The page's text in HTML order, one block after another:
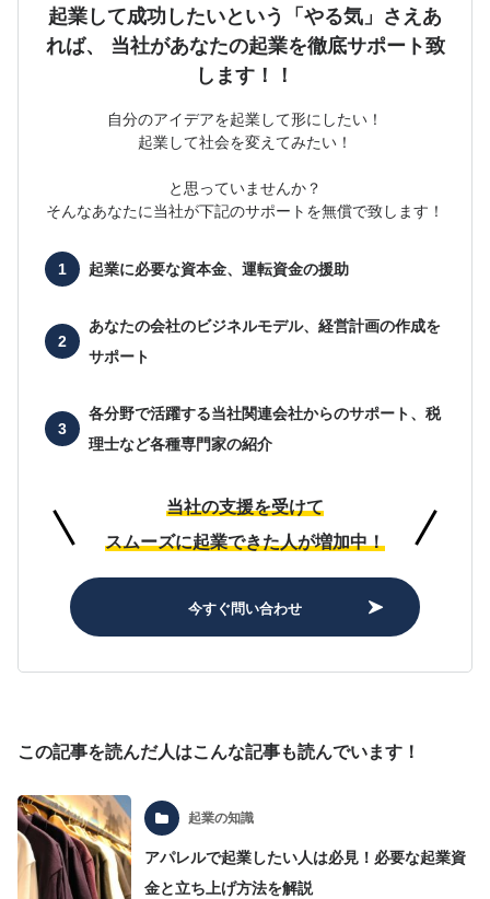
起業して成功したいという「やる気」さえあ
れば、
当社があなたの起業を徹底サポート致
します！！
自分のアイデアを起業して形にしたい！
起業して社会を変えてみたい！
と思っていませんか？
そんなあなたに当社が下記のサポートを無償で致します！
起業に必要な資本金、運転資金の援助
あなたの会社のビジネルモデル、経営計画の作成を
サポート
各分野で活躍する当社関連会社からのサポート、 税
理士など各種専門家の紹介
当社の支援を受けて
スムーズに起業できた人が増加中！
今すぐ問い合わせ
この記事を読んだ人はこんな記事も読んでいます！
起業の知識
アパレルで起業したい人は必見！必要な起業資
金と立ち上げ方法を解説